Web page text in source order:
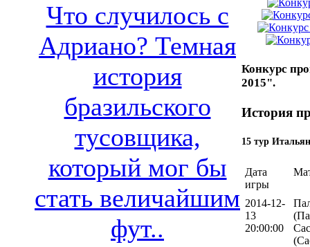
Что случилось с
Адриано? Темная
история
бразильского
тусовщика,
который мог бы
стать величайшим
фут..
Конкурс
2015".
История
15 тур
Дата
игры
2014-12-
13
20:00:00